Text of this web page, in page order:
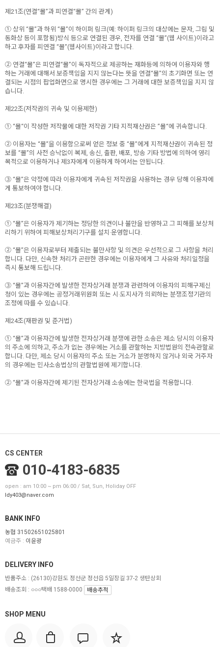
제21조(연결“몰”과 피연결“몰” 간의 관계)
① 상위 “몰”과 하위 “몰”이 하이퍼 링크(예: 하이퍼 링크의 대상에는 문자, 그림 및
동화상 등이 포함됨)방식 등으로 연결된 경우, 전자를 연결 “몰”(웹 사이트)이라고
하고 후자를 피연결 “몰”(웹사이트)이라고 합니다.
② 연결“몰”은 피연결“몰”이 독자적으로 제공하는 재화등에 의하여 이용자와 행
하는 거래에 대해서 보증책임을 지지 않는다는 뜻을 연결“몰”의 초기화면 또는 연
결되는 시점의 팝업화면으로 명시한 경우에는 그 거래에 대한 보증책임을 지지 않
습니다.
제22조(저작권의 귀속 및 이용제한)
① “몰“이 작성한 저작물에 대한 저작권 기타 지적재산권은 ”몰“에 귀속합니다.
② 이용자는 “몰”을 이용함으로써 얻은 정보 중 “몰”에게 지적재산권이 귀속된 정
보를 “몰”의 사전 승낙없이 복제, 송신, 출판, 배포, 방송 기타 방법에 의하여 영리
목적으로 이용하거나 제3자에게 이용하게 하여서는 안됩니다.
③ “몰”은 약정에 따라 이용자에게 귀속된 저작권을 사용하는 경우 당해 이용자에
게 통보하여야 합니다.
제23조(분쟁해결)
① “몰”은 이용자가 제기하는 정당한 의견이나 불만을 반영하고 그 피해를 보상처
리하기 위하여 피해보상처리기구를 설치·운영합니다.
② “몰”은 이용자로부터 제출되는 불만사항 및 의견은 우선적으로 그 사항을 처리
합니다. 다만, 신속한 처리가 곤란한 경우에는 이용자에게 그 사유와 처리일정을
즉시 통보해 드립니다.
③ “몰”과 이용자간에 발생한 전자상거래 분쟁과 관련하여 이용자의 피해구제신
청이 있는 경우에는 공정거래위원회 또는 시·도지사가 의뢰하는 분쟁조정기관의
조정에 따를 수 있습니다.
제24조(재판권 및 준거법)
① “몰”과 이용자간에 발생한 전자상거래 분쟁에 관한 소송은 제소 당시의 이용자
의 주소에 의하고, 주소가 없는 경우에는 거소를 관할하는 지방법원의 전속관할로
합니다. 다만, 제소 당시 이용자의 주소 또는 거소가 분명하지 않거나 외국 거주자
의 경우에는 민사소송법상의 관할법원에 제기합니다.
② “몰”과 이용자간에 제기된 전자상거래 소송에는 한국법을 적용합니다.
CS CENTER
010-4183-6835
open : am 10:00 ~ pm 06:00 / Sat, Sun, Holiday OFF
ldy403@naver.com
BANK INFO
농협 31502651025801
예금주 : 이윤광
SHOP MENU
DELIVERY INFO
반품주소 : (26130)강원도 정선군 정선읍 5일장길 37-2 생탄상회
배송조회 : ○○○택배 1588-0000
배송추적